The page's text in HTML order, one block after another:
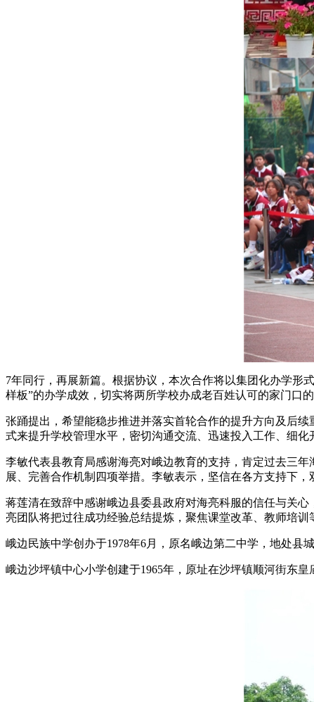
7年同行，再展新篇。根据协议，本次合作将以集团化办学形
样板”的办学成效，切实将两所学校办成老百姓认可的家门口的
张踊提出，希望能稳步推进并落实首轮合作的提升方向及后
式来提升学校管理水平，密切沟通交流、迅速投入工作、细
李敏代表县教育局感谢海亮对峨边教育的支持，肯定过去三
展、完善合作机制四项举措。李敏表示，坚信在各方支持下，
蒋莲清在致辞中感谢峨边县委县政府对海亮科服的信任与关
亮团队将把过往成功经验总结提炼，聚焦课堂改革、教师培训
峨边民族中学创办于1978年6月，原名峨边第二中学，地处县
峨边沙坪镇中心小学创建于1965年，原址在沙坪镇顺河街东